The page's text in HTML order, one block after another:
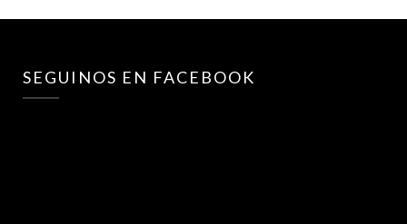
SEGUINOS EN FACEBOOK